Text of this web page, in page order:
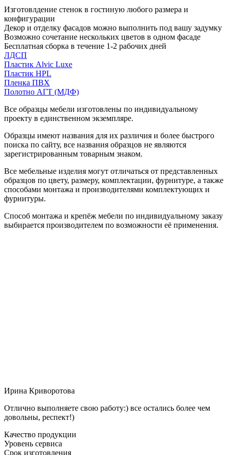
Изготовлдение стенок в гостиную любого размера и
конфигурации
Декор и отделку фасадов можно выполнить под вашу задумку
Возможно сочетание нескольких цветов в одном фасаде
Бесплатная сборка в течение 1-2 рабочих дней
ЛДСП
Пластик Alvic Luxe
Пластик HPL
Пленка ПВХ
Полотно АГТ (МДФ)
Все образцы мебели изготовлены по индивидуальному
проекту в единственном экземпляре.
Образцы имеют названия для их различия и более быстрого
поиска по сайту, все названия образцов не являются
зарегистрированным товарным знаком.
Все мебельные изделия могут отличаться от представленных
образцов по цвету, размеру, комплектации, фурнитуре, а также
способами монтажа и производителями комплектующих и
фурнитуры.
Способ монтажа и крепёж мебели по индивидуальному заказу
выбирается производителем по возможности её применения.
Ирина Криворотова
Отлично выполняете свою работу:) все остались более чем
довольны, респект!)
Качество продукции
Уровень сервиса
Срок изготовления